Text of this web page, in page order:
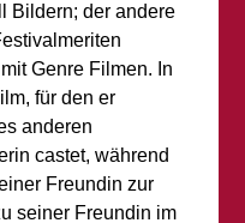
Bildern; der andere
Genre Filmen. In
für den er
anderen
castet, während
Freundin zur
seiner Freundin im